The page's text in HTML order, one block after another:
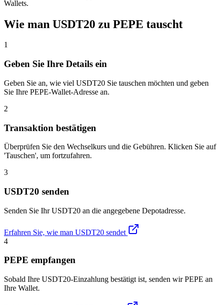
Wallets.
Wie man USDT20 zu PEPE tauscht
1
Geben Sie Ihre Details ein
Geben Sie an, wie viel USDT20 Sie tauschen möchten und geben
Sie Ihre PEPE-Wallet-Adresse an.
2
Transaktion bestätigen
Überprüfen Sie den Wechselkurs und die Gebühren. Klicken Sie auf
'Tauschen', um fortzufahren.
3
USDT20 senden
Senden Sie Ihr USDT20 an die angegebene Depotadresse.
Erfahren Sie, wie man USDT20 sendet
4
PEPE empfangen
Sobald Ihre USDT20-Einzahlung bestätigt ist, senden wir PEPE an
Ihre Wallet.